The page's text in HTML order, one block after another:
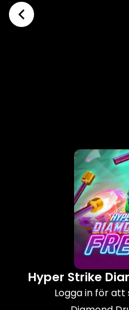
Hoppa till huvudinnehållet
Hyper Strike
Logga in för att